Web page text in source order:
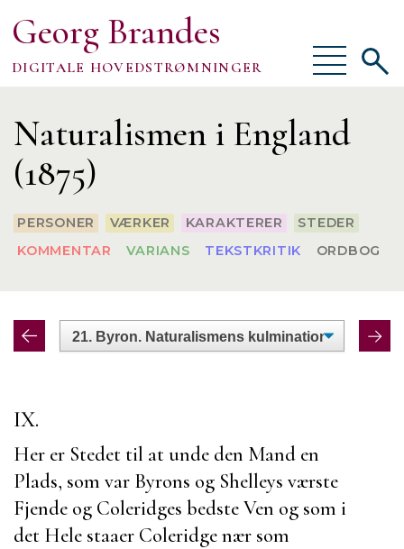
Georg Brandes
DIGITALE HOVEDSTRØMNINGER
Vis/skjul
menu
TEKSTER
VÆRKTØJER
Vis/
Naturalismen i England
(1875)
PERSONER VÆRKER KARAKTERER
STEDER
KOMMENTAR
VARIANS TEKSTKRITIK ORDBOG
IX.
Her er Stedet til at unde den Mand en
Plads, som var Byrons og Shelleys værste
Fjende og Coleridges bedste Ven og som i
det Hele staaer Coleridgenær som